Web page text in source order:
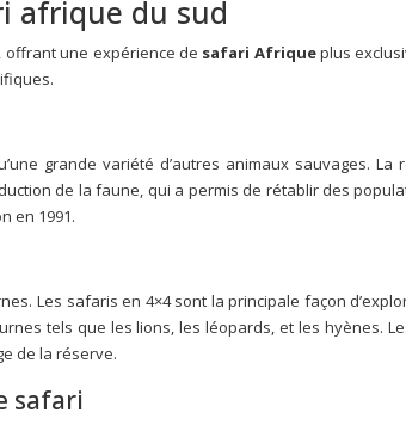
afrique du sud
, offrant une expérience de safari Afriqueplus
grande variété d’autres animaux sauvages.
de la faune, qui a permis de rétablir des
en 1991.
Les safaris en 4×4 sont la principale façon
tels que les lions, les léopards, et les hyènes.
de la réserve.
safari